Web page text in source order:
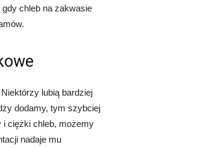
chleb na zakwasie
lubią bardziej
dodamy, tym szybciej
i ciężki chleb, możemy
nadaje mu